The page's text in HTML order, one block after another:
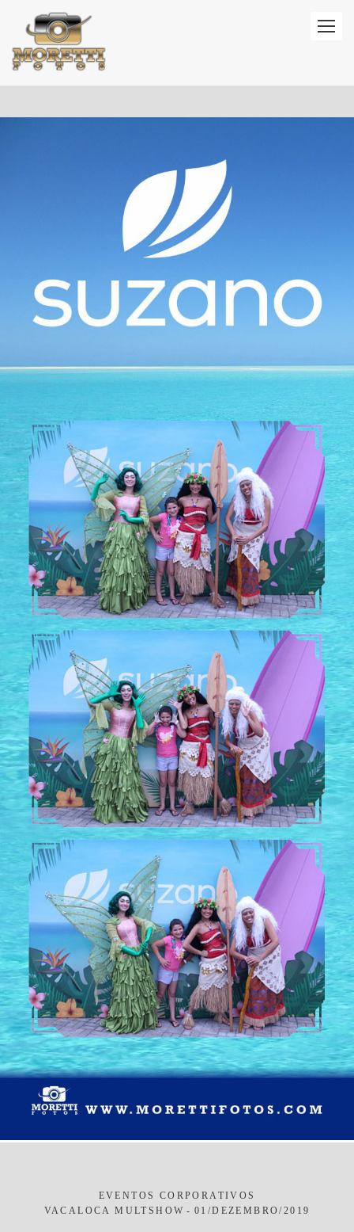
EVENTOS CORPORATIVOS
VACALOCA MULTSHOW
01/DEZEMBRO/2019